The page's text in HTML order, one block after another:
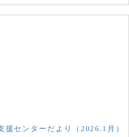
援センターだより（2026.1月）